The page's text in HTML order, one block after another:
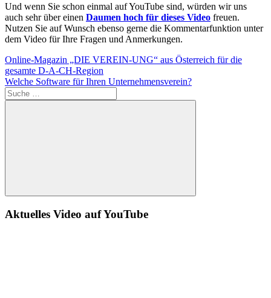
Und wenn Sie schon einmal auf YouTube sind, würden wir uns
auch sehr über einen Daumen hoch für dieses Video freuen.
Nutzen Sie auf Wunsch ebenso gerne die Kommentarfunktion unter
dem Video für Ihre Fragen und Anmerkungen.
Alle
Beiträge
Videos
Beitragsnavigation
Vorheriger
Beitrag:
Online-Magazin „DIE VEREIN-UNG“ aus Österreich für die
gesamte D-A-CH-Region
Nächster
Beitrag:
Welche Software für Ihren Unternehmensverein?
Suche
Aktuelles Video auf YouTube